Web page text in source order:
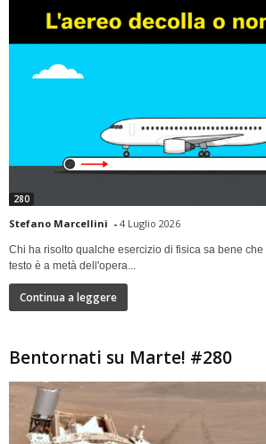
280
Stefano Marcellini - 4 Luglio 2026
Chi ha risolto qualche esercizio di fisica sa bene
testo è a metà dell'opera...
Continua a leggere
Bentornati su Marte! #280